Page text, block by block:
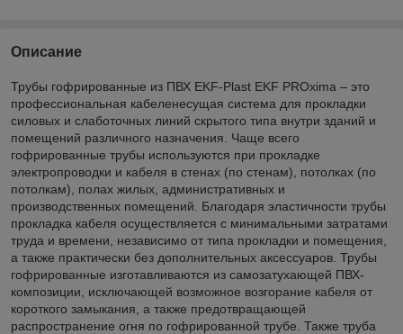
Описание
Трубы гофрированные из ПВХ EKF-Plast EKF PROxima – это
профессиональная кабеленесущая система для прокладки
силовых и слаботочных линий скрытого типа внутри зданий и
помещений различного назначения. Чаще всего
гофрированные трубы используются при прокладке
электропроводки и кабеля в стенах (по стенам), потолках (по
потолкам), полах жилых, административных и
производственных помещений. Благодаря эластичности трубы
прокладка кабеля осуществляется с минимальными затратами
труда и времени, независимо от типа прокладки и помещения,
а также практически без дополнительных аксессуаров. Трубы
гофрированные изготавливаются из самозатухающей ПВХ-
композиции, исключающей возможное возгорание кабеля от
короткого замыкания, а также предотвращающей
распространение огня по гофрированной трубе. Также труба